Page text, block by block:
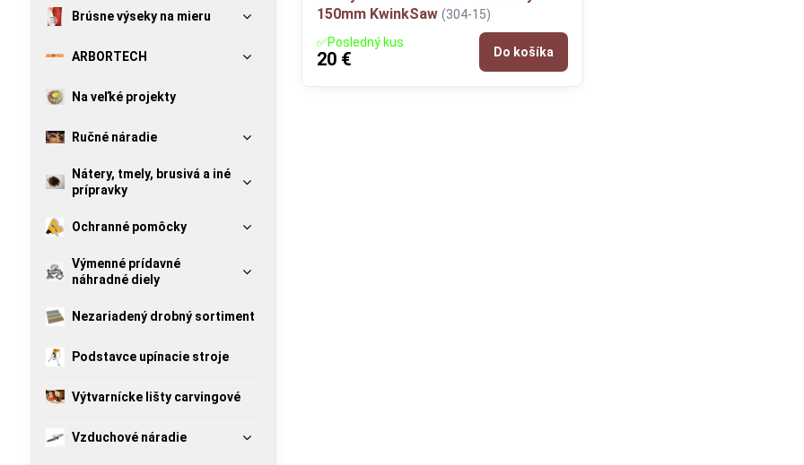
150mm KwinkSaw (304-15)
✅Posledný kus
20 € Do košíka
Brúsne výseky na mieru
ARBORTECH
Na veľké projekty
Ručné náradie
Nátery, tmely, brusivá a iné
prípravky
Ochranné pomôcky
Výmenné prídavné
náhradné diely
Nezariadený drobný sortiment
Podstavce upínacie stroje
Výtvarnícke lišty carvingové
Vzduchové náradie